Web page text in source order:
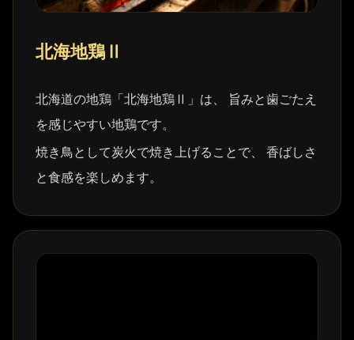
北海地鶏Ⅱ
北海道の地鶏「北海地鶏Ⅱ」は、 旨みと歯ごたえ
を感じやすい地鶏です。
焼き鳥として炭火で焼き上げることで、 香ばしさ
と食感を楽しめます。